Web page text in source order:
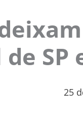
SP
25